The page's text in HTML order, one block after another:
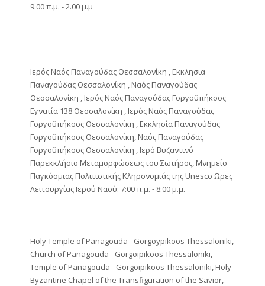
9.00 π.μ. - 2.00 μ.μ
Ιερός Ναός Παναγούδας Θεσσαλονίκη , Εκκλησια
Παναγούδας Θεσσαλονίκη , Ναός Παναγούδας
Θεσσαλονίκη , Ιερός Ναός Παναγούδας Γοργοϋπήκοος
Εγνατία 138 Θεσσαλονίκη , Ιερός Ναός Παναγούδας
Γοργοϋπήκοος Θεσσαλονίκη , Εκκλησία Παναγούδας
Γοργοϋπήκοος Θεσσαλονίκη, Ναός Παναγούδας
Γοργοϋπήκοος Θεσσαλονίκη , Ιερό Βυζαντινό
Παρεκκλήσιο Μεταμορφώσεως του Σωτήρος, Μνημείο
Παγκόσμιας Πολιτιστικής Κληρονομιάς της Unesco Ωρες
Λειτουργίας Ιερού Ναού: 7:00 π.μ. - 8:00 μ.μ.
Holy Temple of Panagouda - Gorgoypikoos Thessaloniki,
Church of Panagouda - Gorgoipikoos Thessaloniki,
Temple of Panagouda - Gorgoipikoos Thessaloniki, Holy
Byzantine Chapel of the Transfiguration of the Savior,